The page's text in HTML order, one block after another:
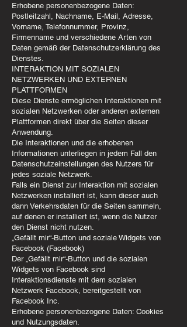
Erhobene personenbezogene Daten:
Postleitzahl, Nachname, E-Mail, Adresse,
Vorname, Telefonnummer, Provinz,
Firmenname und verschiedene Arten von
Daten gemäß der Datenschutzerklärung des
Dienstes.
INTERAKTION MIT SOZIALEN
NETZWERKEN UND EXTERNEN
PLATTFORMEN
Diese Dienste ermöglichen Interaktionen mit
sozialen Netzwerken oder anderen externen
Plattformen direkt über die Seiten dieser
Anwendung.
Die Interaktionen und die erhobenen
Informationen unterliegen in jedem Fall den
Datenschutzeinstellungen des Nutzers für
jedes soziale Netzwerk.
Falls ein Dienst zur Interaktion mit sozialen
Netzwerken installiert ist, kann dieser auch
dann Verkehrsdaten für die Seiten sammeln,
auf denen er installiert ist, wenn die Nutzer
den Dienst nicht nutzen.
„Gefällt mir“-Button und soziale Widgets von
Facebook (Facebook)
Der „Gefällt mir“-Button und die sozialen
Widgets von Facebook sind
Interaktionsdienste mit dem sozialen
Netzwerk Facebook, bereitgestellt von
Facebook Inc.
Erhobene personenbezogene Daten: Cookies
und Nutzungsdaten.